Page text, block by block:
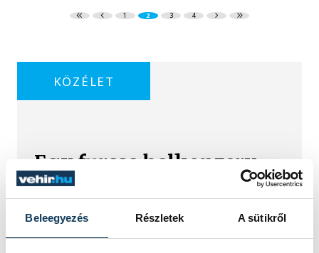
Beleegyezés Részletek A sütikről
1 2 3 4
KÖZÉLET
Egy furcsa halkonzerv
lett az Év Strandétele -
mutatjuk!
A Balatoni Kör idén tizenkettedik